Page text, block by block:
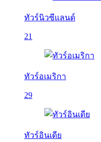
ทัวร์นิวซีแลนด์
21
ทัวร์อเมริกา
29
ทัวร์อินเดีย